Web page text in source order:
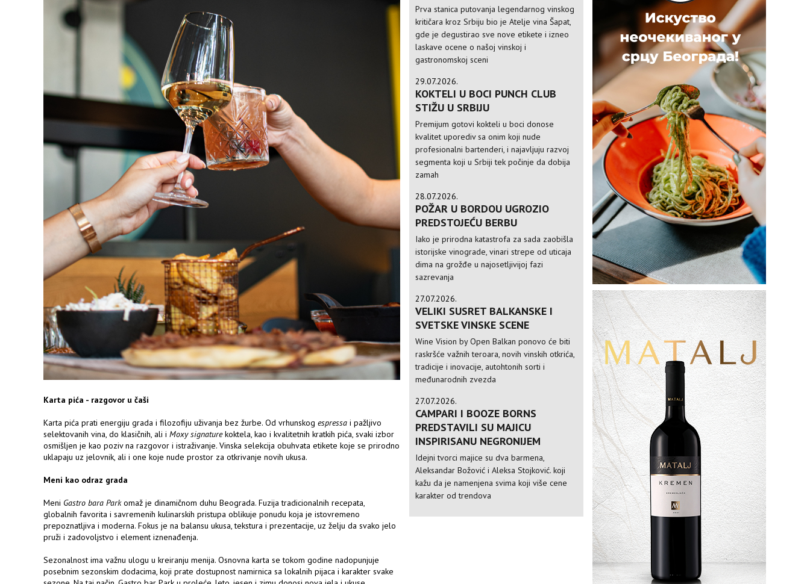
Karta pića - razgovor u čaši
Karta pića prati energiju grada i filozofiju uživanja bez žurbe. Od vrhunskog espressa i pažljivo
selektovanih vina, do klasičnih, ali i Moxy signaturekoktela, kao i kvalitetnih kratkih pića, svaki izbor
osmišljen je kao poziv na razgovor i istraživanje. Vinska selekcija obuhvata etikete koje se prirodno
uklapaju uz jelovnik, ali i one koje nude prostor za otkrivanje novih ukusa.
Meni kao odraz grada
Meni Gastro bara Parkomaž je dinamičnom duhu Beograda. Fuzija tradicionalnih recepata,
globalnih favorita i savremenih kulinarskih pristupa oblikuje ponudu koja je istovremeno
prepoznatljiva i moderna. Fokus je na balansu ukusa, tekstura i prezentacije, uz želju da svako jelo
pruži i zadovoljstvo i element iznenađenja.
Sezonalnost ima važnu ulogu u kreiranju menija. Osnovna karta se tokom godine nadopunjuje
posebnim sezonskim dodacima, koji prate dostupnost namirnica sa lokalnih pijaca i karakter svake
Prva stanica putovanja legendarnog vinskog
kritičara kroz Srbiju bio je Atelje vina Šapat,
gde je degustirao sve nove etikete i izneo
laskave ocene o našoj vinskoj i
gastronomskoj sceni
29.07.2026.
KOKTELI U BOCI PUNCH CLUB
STIŽU U SRBIJU
Premijum gotovi kokteli u boci donose
kvalitet uporediv sa onim koji nude
profesionalni bartenderi, i najavljuju razvoj
segmenta koji u Srbiji tek počinje da dobija
zamah
28.07.2026.
POŽAR U BORDOU UGROZIO
PREDSTOJEĆU BERBU
Iako je prirodna katastrofa za sada zaobišla
istorijske vinograde, vinari strepe od uticaja
dima na grožđe u najosetljivijoj fazi
sazrevanja
27.07.2026.
VELIKI SUSRET BALKANSKE I
SVETSKE VINSKE SCENE
Wine Vision by Open Balkan ponovo će biti
raskršće važnih teroara, novih vinskih otkrića,
tradicije i inovacije, autohtonih sorti i
međunarodnih zvezda
27.07.2026.
CAMPARI I BOOZE BORNS
PREDSTAVILI SU MAJICU
INSPIRISANU NEGRONIJEM
Idejni tvorci majice su dva barmena,
Aleksandar Božović i Aleksa Stojković. koji
kažu da je namenjena svima koji više cene
karakter od trendova